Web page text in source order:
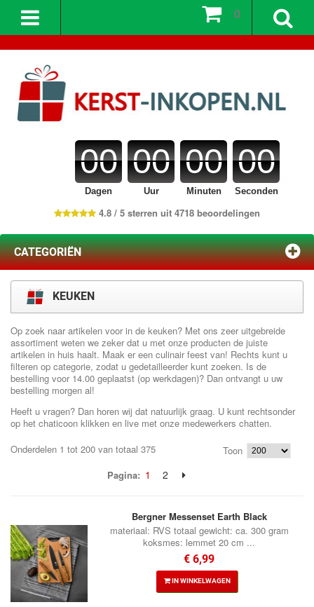
00
Dagen
00
Uur
00
Minuten
00
Seconden
4.8 / 5 sterren uit 4718 beoordelingen
0
CATEGORIËN
KEUKEN
Op zoek naar artikelen voor in de keuken? Met ons zeer uitgebreide
assortiment weten we zeker dat u met onze producten de juiste
artikelen in huis haalt. Maak er een culinair feest van! Rechts kunt u
filteren op categorie, zodat u gedetailleerder kunt zoeken. Is de
bestelling voor 14.00 geplaatst (op werkdagen)? Dan ontvangt u uw
bestelling morgen al!
Heeft u vragen? Dan horen wij dat natuurlijk graag. U kunt rechtsonder
op het chaticoon klikken en live met onze medewerkers chatten.
Onderdelen 1 tot 200 van totaal 375
Toon
Pagina: 1 2
Bergner Messenset Earth Black
materiaal: RVS totaal gewicht: ca. 300 gram
koksmes: lemmet 20 cm ...
€ 6,99
IN WINKELWAGEN